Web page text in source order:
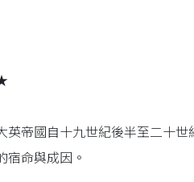
帝國自十九世紀後半至二十世
宿命與成因。